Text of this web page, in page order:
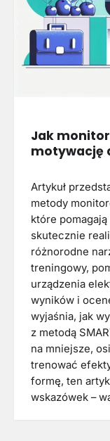
Jak
motywację
Artykuł
metody
które
skutecznie
różnorodne
treningowy,
urządzenia
wyników i
wyjaśnia, jak
z metodą
na mniejsze,
trenować
formę, ten
wskazówek –